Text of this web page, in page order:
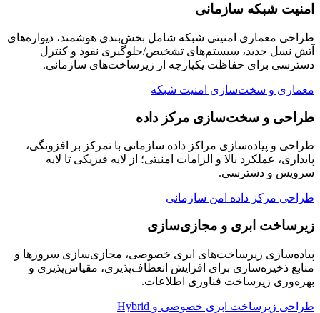
امنیت شبکه سازمانی
طراحی معماری امنیتی شبکه شامل بخش‌بندی هوشمند، دیواره‌های
آتش نسل جدید، سیستم‌های تشخیص/جلوگیری نفوذ و کنترل
دسترسی برای حفاظت یکپارچه از زیرساخت‌های سازمانی.
معماری و سخت‌سازی امنیت شبکه
طراحی و سخت‌سازی مرکز داده
طراحی و پیاده‌سازی مراکز داده سازمانی با تمرکز بر افزونگی،
پایداری، عملکرد بالا و الزامات امنیتی؛ از لایه فیزیکی تا لایه
سرویس و دسترسی.
طراحی مرکز داده امن سازمانی
زیرساخت ابری و مجازی‌سازی
پیاده‌سازی زیرساخت‌های ابری خصوصی، مجازی‌سازی سرورها و
منابع ذخیره‌سازی برای افزایش انعطاف‌پذیری، مقیاس‌پذیری و
بهره‌وری زیرساخت فناوری اطلاعات.
طراحی زیرساخت ابری خصوصی و Hybrid